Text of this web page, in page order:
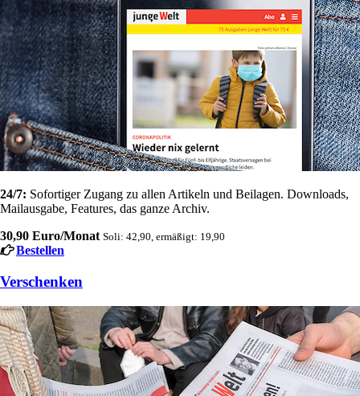
24/7: Sofortiger Zugang zu allen Artikeln und Beilagen. Downloads,
Mailausgabe, Features, das ganze Archiv.
30,90 Euro/Monat Soli: 42,90, ermäßigt: 19,90
Bestellen
Verschenken